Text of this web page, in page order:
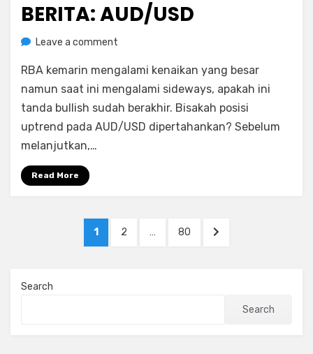
BERITA: AUD/USD
byRediyus Putra
Leave a comment
AUD/USD
RBA kemarin mengalami kenaikan yang besar
namun saat ini mengalami sideways, apakah ini
tanda bullish sudah berakhir. Bisakah posisi
uptrend pada AUD/USD dipertahankan? Sebelum
melanjutkan,…
Read More
navigation
PAGE
1 PAGE
2 … PAGE
80
NEXT
Search
Search